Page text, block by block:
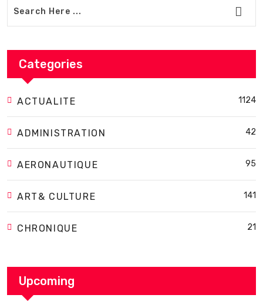
Categories
ACTUALITE 1124
ADMINISTRATION 42
AERONAUTIQUE 95
ART& CULTURE 141
CHRONIQUE 21
Upcoming